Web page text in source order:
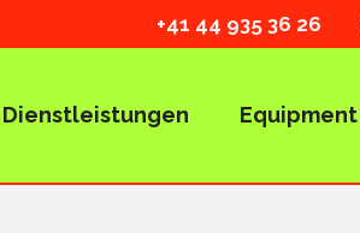
+41 44 935 36 26
Dienstleistungen Equipment